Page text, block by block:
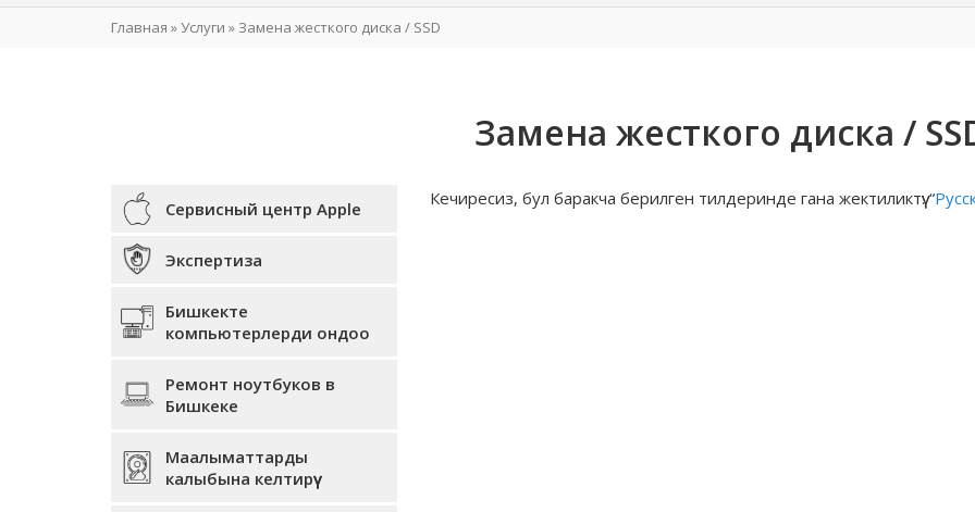
Главная »Услуги » Замена жесткого диска / SSD
Замена жесткого диска /
Сервисный центр Apple
Экспертиза
Бишкекте
компьютерлерди ондоо
Ремонт ноутбуков в
Бишкеке
Маалыматтарды
калыбына келтирүү
Кечиресиз, бул баракча берилген тилдеринде гана жектиликтүү: “